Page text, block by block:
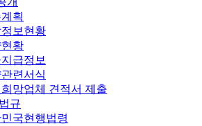
획
보현황
황
급정보
련서식
망업체 견적서 제출
규
국현행법령